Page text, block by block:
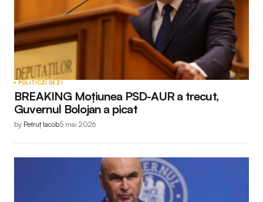
POLITICZI DE ZI
BREAKING Moțiunea PSD-AUR a trecut,
Guvernul Bolojan a picat
by Petruț Iacob5 mai 2026